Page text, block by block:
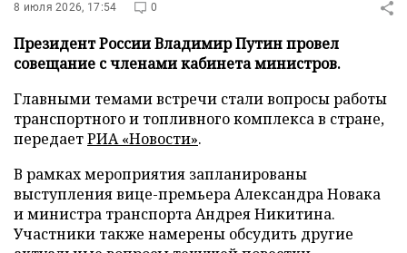
8 июля 2026, 17:54 0
Президент России Владимир Путин провел
совещание с членами кабинета министров.
Главными темами встречи стали вопросы работы
транспортного и топливного комплекса в стране,
передаетРИА «Новости».
В рамках мероприятия запланированы
выступления вице-премьера Александра Новака
и министра транспорта Андрея Никитина.
Участники также намерены обсудить другие